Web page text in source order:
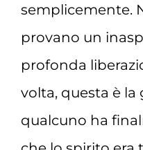
semplicemente.
provano un
profonda
volta, questa è la
qualcuno ha